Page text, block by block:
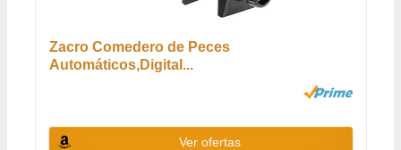
Zacro Comedero de Peces
Automáticos,Digital...
Ver ofertas